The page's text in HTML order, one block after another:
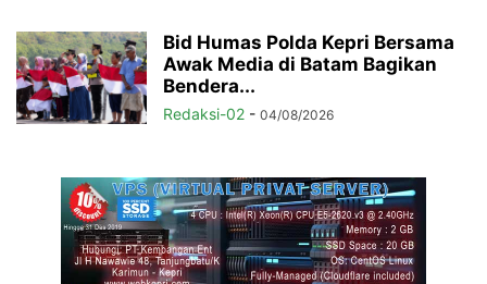
Bid Humas Polda Kepri Bersama
Awak Media di Batam Bagikan
Bendera...
Redaksi-02 - 04/08/2026